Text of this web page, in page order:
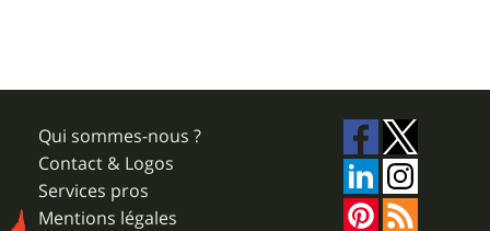
Qui sommes-nous ?
Contact & Logos
Services pros
Mentions légales